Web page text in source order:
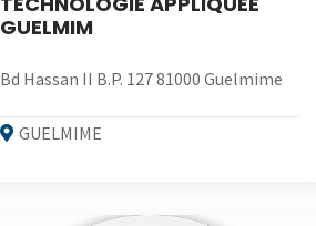
GUELMIM
Bd Hassan II B.P. 127 81000 Guelmime
GUELMIME